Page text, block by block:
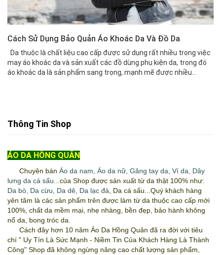
Cách Sử Dụng Bảo Quản Áo Khoác Da Và Đồ Da
Da thuộc là chất liệu cao cấp được sử dụng rất nhiều trong việc
may áo khoác da và sản xuất các đồ dùng phụ kiện da, trong đó
áo khoác da là sản phẩm sang trọng, mạnh mẽ được nhiều...
Thông Tin Shop
ÁO DA HỒNG QUÂN
Chuyên bán Áo da nam Áo da nữ Găng tay da Ví da
Dây
lưng da cá sấu ...của Shop được sản xuất từ da thật 100% như:
Da bò Da cừu Da dê Da lạc đà , Da cá sấu...Quý khách hàng
yên tâm là các sản phẩm trên được làm từ da thuộc cao cấp mới
100%, chất da mềm mại, nhẹ nhàng, bền đẹp, bảo hành không
nổ da, bong tróc da.
Cách đây hơn 10 năm Áo Da Hồng Quân đã ra đời với tiêu
chí " Uy Tín Là Sức Mạnh - Niềm Tin Của Khách Hàng Là Thành
Công" Shop đã không ngừng nâng cao chất lượng sản phẩm,